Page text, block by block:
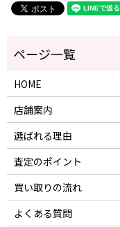
HOME
店舗案内
選ばれる理由
査定のポイント
買い取りの流れ
よくある質問